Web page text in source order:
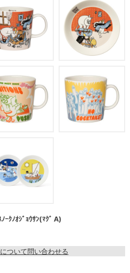
ｰｸﾉｵｼﾞｮｳｻﾝ(ﾏｸﾞ A)
ついて問い合わせる